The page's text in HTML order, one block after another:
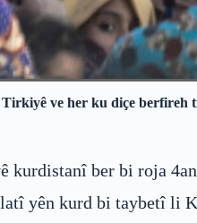
ve her ku diçe
kurdistanî ber bi roja
yên kurd bi taybetî li